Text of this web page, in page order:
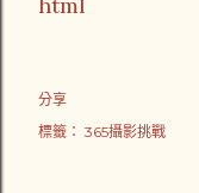
分享
標籤： 365攝影挑戰